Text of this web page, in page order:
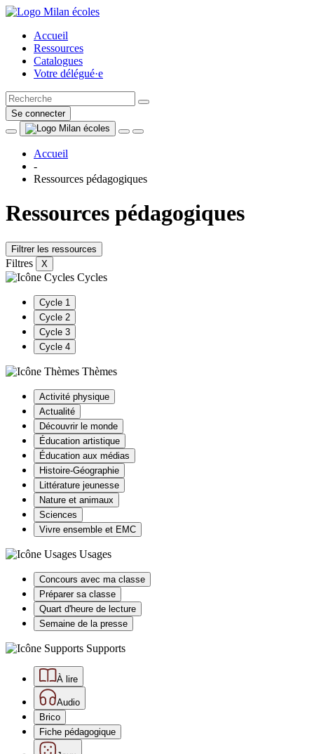
Accueil
Ressources
Catalogues
Votre délégué·e
Se connecter
Accueil
-
Ressources pédagogiques
Ressources pédagogiques
Filtrer les ressources
Filtres X
Cycles
Cycle 1
Cycle 2
Cycle 3
Cycle 4
Thèmes
Activité physique
Actualité
Découvrir le monde
Éducation artistique
Éducation aux médias
Histoire-Géographie
Littérature jeunesse
Nature et animaux
Sciences
Vivre ensemble et EMC
Usages
Concours avec ma classe
Préparer sa classe
Quart d'heure de lecture
Semaine de la presse
Supports
À lire
Audio
Brico
Fiche pédagogique